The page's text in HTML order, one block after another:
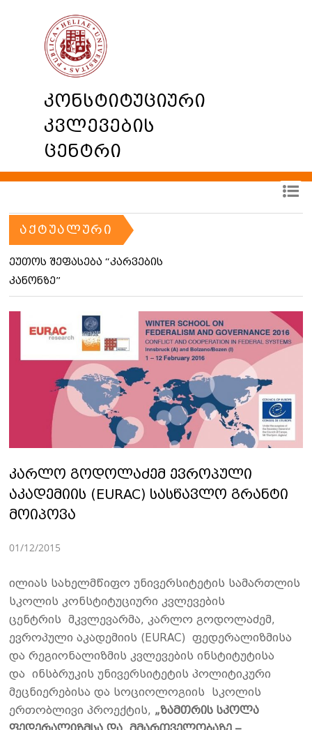
კონსტიტუციური
კვლევების
ცენტრი
ᲐᲥᲢᲣᲐᲚᲣᲠᲘ
ეუთოს შეფასება “კარვების
კანონზე”
კარლო გოდოლაძემ ევროპული
აკადემიის (EURAC) სასწავლო გრანტი
მოიპოვა
01/12/2015
ილიას სახელმწიფო უნივერსიტეტის სამართლის
სკოლის კონსტიტუციური კვლევების
ცენტრის მკვლევარმა, კარლო გოდოლაძემ,
ევროპული აკადემიის (EURAC) ფედერალიზმისა
და რეგიონალიზმის კვლევების ინსტიტუტისა
და ინსბრუკის უნივერსიტეტის პოლიტიკური
მეცნიერებისა და სოციოლოგიის სკოლის
ერთობლივი პროექტის, „ზამთრის სკოლა